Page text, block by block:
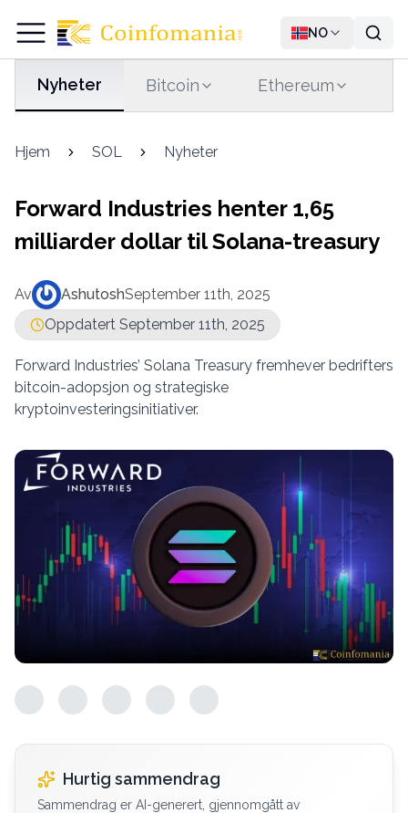
NO
Nyheter Bitcoin Ethereum
Hjem SOL Nyheter
Forward Industries henter 1,65
milliarder dollar til Solana-treasury
Av AshutoshSeptember 11th, 2025
Oppdatert September 11th, 2025
Forward Industries’ Solana Treasury fremhever bedrifters
bitcoin-adopsjon og strategiske
kryptoinvesteringsinitiativer.
Hurtig sammendrag
Sammendrag er AI-generert, gjennomgått av